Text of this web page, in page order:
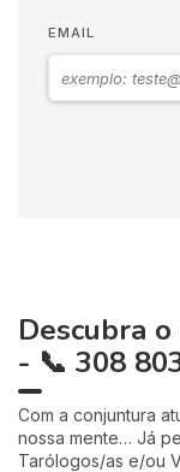
EMAIL
Descubra
- 📞 308
Com a conjuntura
nossa mente… Já
Tarólogos/as e/ou